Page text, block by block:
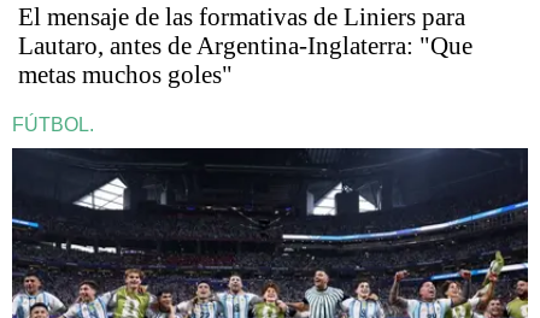
El mensaje de las formativas de Liniers para
Lautaro, antes de Argentina-Inglaterra: "Que
metas muchos goles"
FÚTBOL.